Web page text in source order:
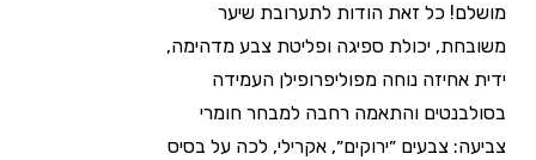
מושלם! כל זאת הודות לתערובת שיער
משובחת, יכולת ספיגה ופליטת צבע מדהימה,
ידית אחיזה נוחה מפוליפרופילן העמידה
בסולבנטים והתאמה רחבה למבחר חומרי
צביעה: צבעים ״ירוקים״, אקרילי, לכה על בסיס